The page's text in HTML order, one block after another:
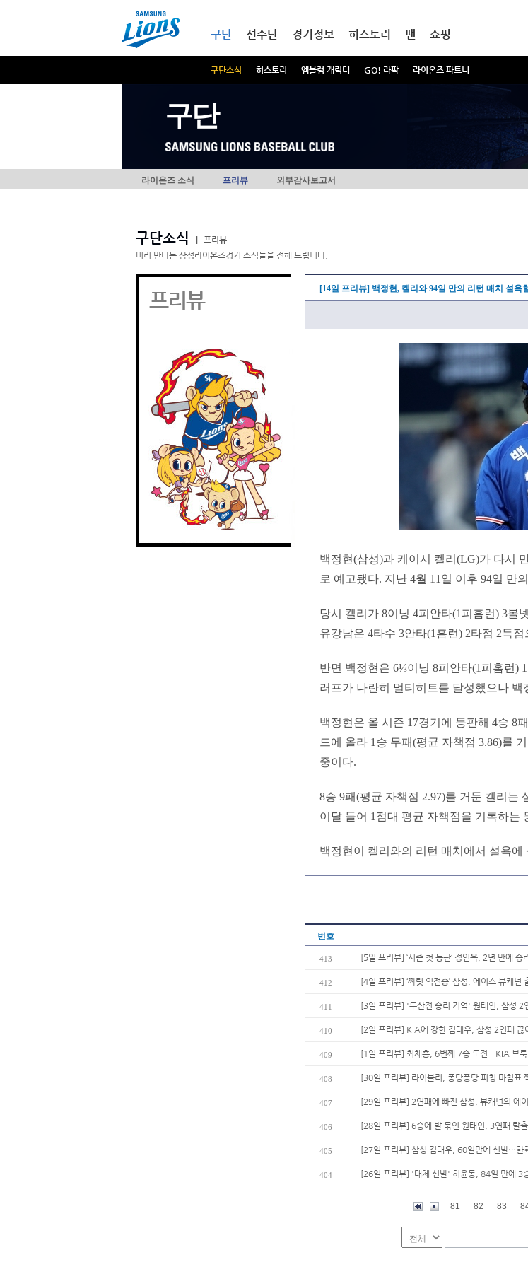
구단
구단소식 히스토리 엠블럼 캐릭터 GO! 라팍 라이온즈 파트너
선수단 경기정보 히스토리 팬 쇼핑
구단
라이온즈 소식 프리뷰 외부감사보고서
구단소식
프리뷰
미리 만나는 삼성라이온즈경기 소식들을 전해 드립니다.
프리뷰 [14일 프리뷰] 백정현, 켈리와 94일 만의 리턴 매치 설욕
백정현(삼성)과 케이시 켈리(LG)가 다시
로 예고됐다. 지난 4월 11일 이후 94일 만
당시 켈리가 8이닝 4피안타(1피홈런) 3볼
유강남은 4타수 3안타(1홈런) 2타점 2득
반면 백정현은 6⅓이닝 8피안타(1피홈런)
러프가 나란히 멀티히트를 달성했으나
백정현은 올 시즌 17경기에 등판해 4승 8
드에 올라 1승 무패(평균 자책점 3.86)를
중이다.
8승 9패(평균 자책점 2.97)를 거둔 켈리는
이달 들어 1점대 평균 자책점을 기록하는
백정현이 켈리와의 리턴 매치에서 설욕에
번호
413 [5일 프리뷰] ‘시즌 첫 등판’ 정인욱, 2년 만에 승
412 [4일 프리뷰] ‘짜릿 역전승’ 삼성, 에이스 뷰캐넌
411 [3일 프리뷰] '두산전 승리 기억' 원태인, 삼성 2
410 [2일 프리뷰] KIA에 강한 김대우, 삼성 2연패 끊
409 [1일 프리뷰] 최채흥, 6번째 7승 도전…KIA 브
408 [30일 프리뷰] 라이블리, 퐁당퐁당 피칭 마침표
407 [29일 프리뷰] 2연패에 빠진 삼성, 뷰캐넌의 에
406 [28일 프리뷰] 6승에 발 묶인 원태인, 3연패 탈
405 [27일 프리뷰] 삼성 김대우, 60일만에 선발…한
404 [26일 프리뷰] '대체 선발' 허윤동, 84일 만에 3
81 82 83